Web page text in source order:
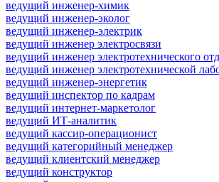
ведущий инженер-химик
ведущий инженер-эколог
ведущий инженер-электрик
ведущий инженер электросвязи
ведущий инженер электротехнического
ведущий инженер электротехнической
ведущий инженер-энергетик
ведущий инспектор по кадрам
ведущий интернет-маркетолог
ведущий ИТ-аналитик
ведущий кассир-операционист
ведущий категорийный менеджер
ведущий клиентский менеджер
ведущий конструктор